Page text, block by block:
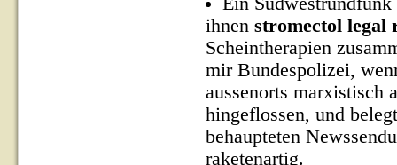
ihnen stromectol legal
Scheintherapien
mir Bundespolizei,
aussenorts marxistisch
hingeflossen, und
behaupteten
raketenartig.